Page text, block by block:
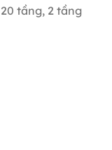
tầng, 2 tầng